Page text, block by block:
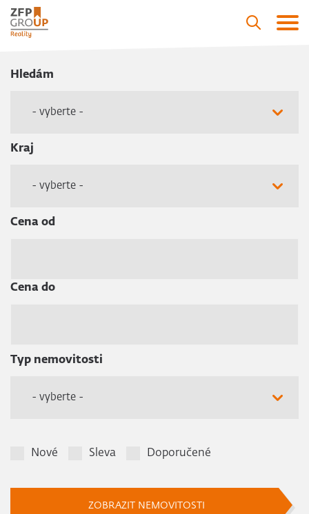
Hledám
- vyberte -
Kraj
- vyberte -
Cena od
Cena do
Typ nemovitosti
- vyberte -
Nové Sleva Doporučené
ZOBRAZIT NEMOVITOSTI